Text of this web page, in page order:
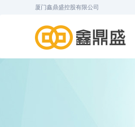
厦门鑫鼎盛控股有限公司